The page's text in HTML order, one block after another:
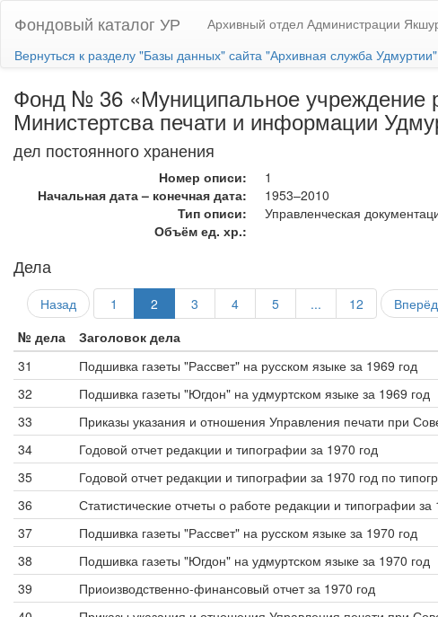
Фондовый каталог УР Архивный отдел Администрации
Вернуться к разделу "Базы данных" сайта "Архивная служба Удмуртии"
Фонд № 36 «Муниципальное учреждение
Министертсва печати и информации
дел постоянного хранения
Номер описи:
1
Начальная дата – конечная дата:
1953–2010
Тип описи:
Управленческая
Объём ед. хр.:
Дела
Назад 1 2 3 4 5 ... 12
Вперёд
№ дела
Заголовок дела
31
Подшивка газеты "Рассвет" на русском языке за 1969 год
32
Подшивка газеты "Югдон" на удмуртском языке за 1969 год
33
Приказы указания и отношения Управления печати при
34
Годовой отчет редакции и типографии за 1970 год
35
Годовой отчет редакции и типографии за 1970 год по
36
Статистические отчеты о работе редакции и типографии за
37
Подшивка газеты "Рассвет" на русском языке за 1970 год
38
Подшивка газеты "Югдон" на удмуртском языке за 1970 год
39
Приоизводственно-финансовый отчет за 1970 год